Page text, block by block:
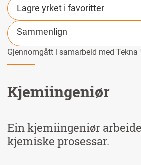
Lagre yrket i favoritter
Sammenlign
Gjennomgått i samarbeid med
Kjemiingeniør
Ein kjemiingeniør
kjemiske prosessar.